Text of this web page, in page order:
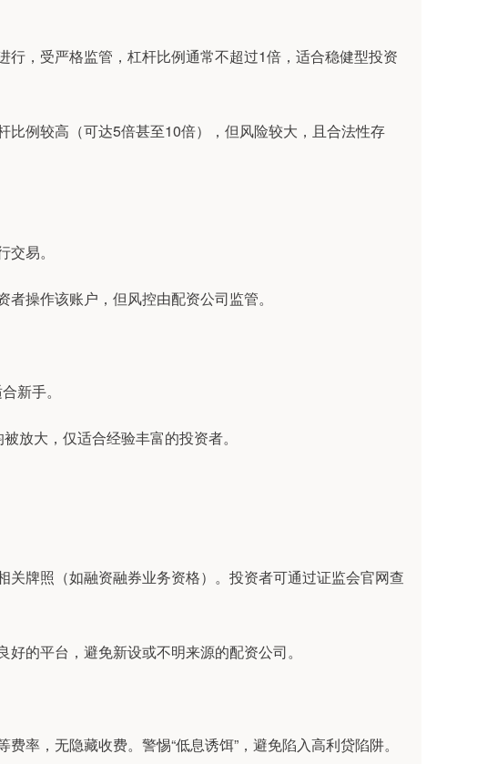
，受严格监管，杠杆比例通常不超过1倍，适合稳健型投资
比例较高（可达5倍甚至10倍），但风险较大，且合法性存
易。
操作该账户，但风控由配资公司监管。
新手。
放大，仅适合经验丰富的投资者。
牌照（如融资融券业务资格）。投资者可通过证监会官网查
的平台，避免新设或不明来源的配资公司。
率，无隐藏收费。警惕“低息诱饵”，避免陷入高利贷陷阱。